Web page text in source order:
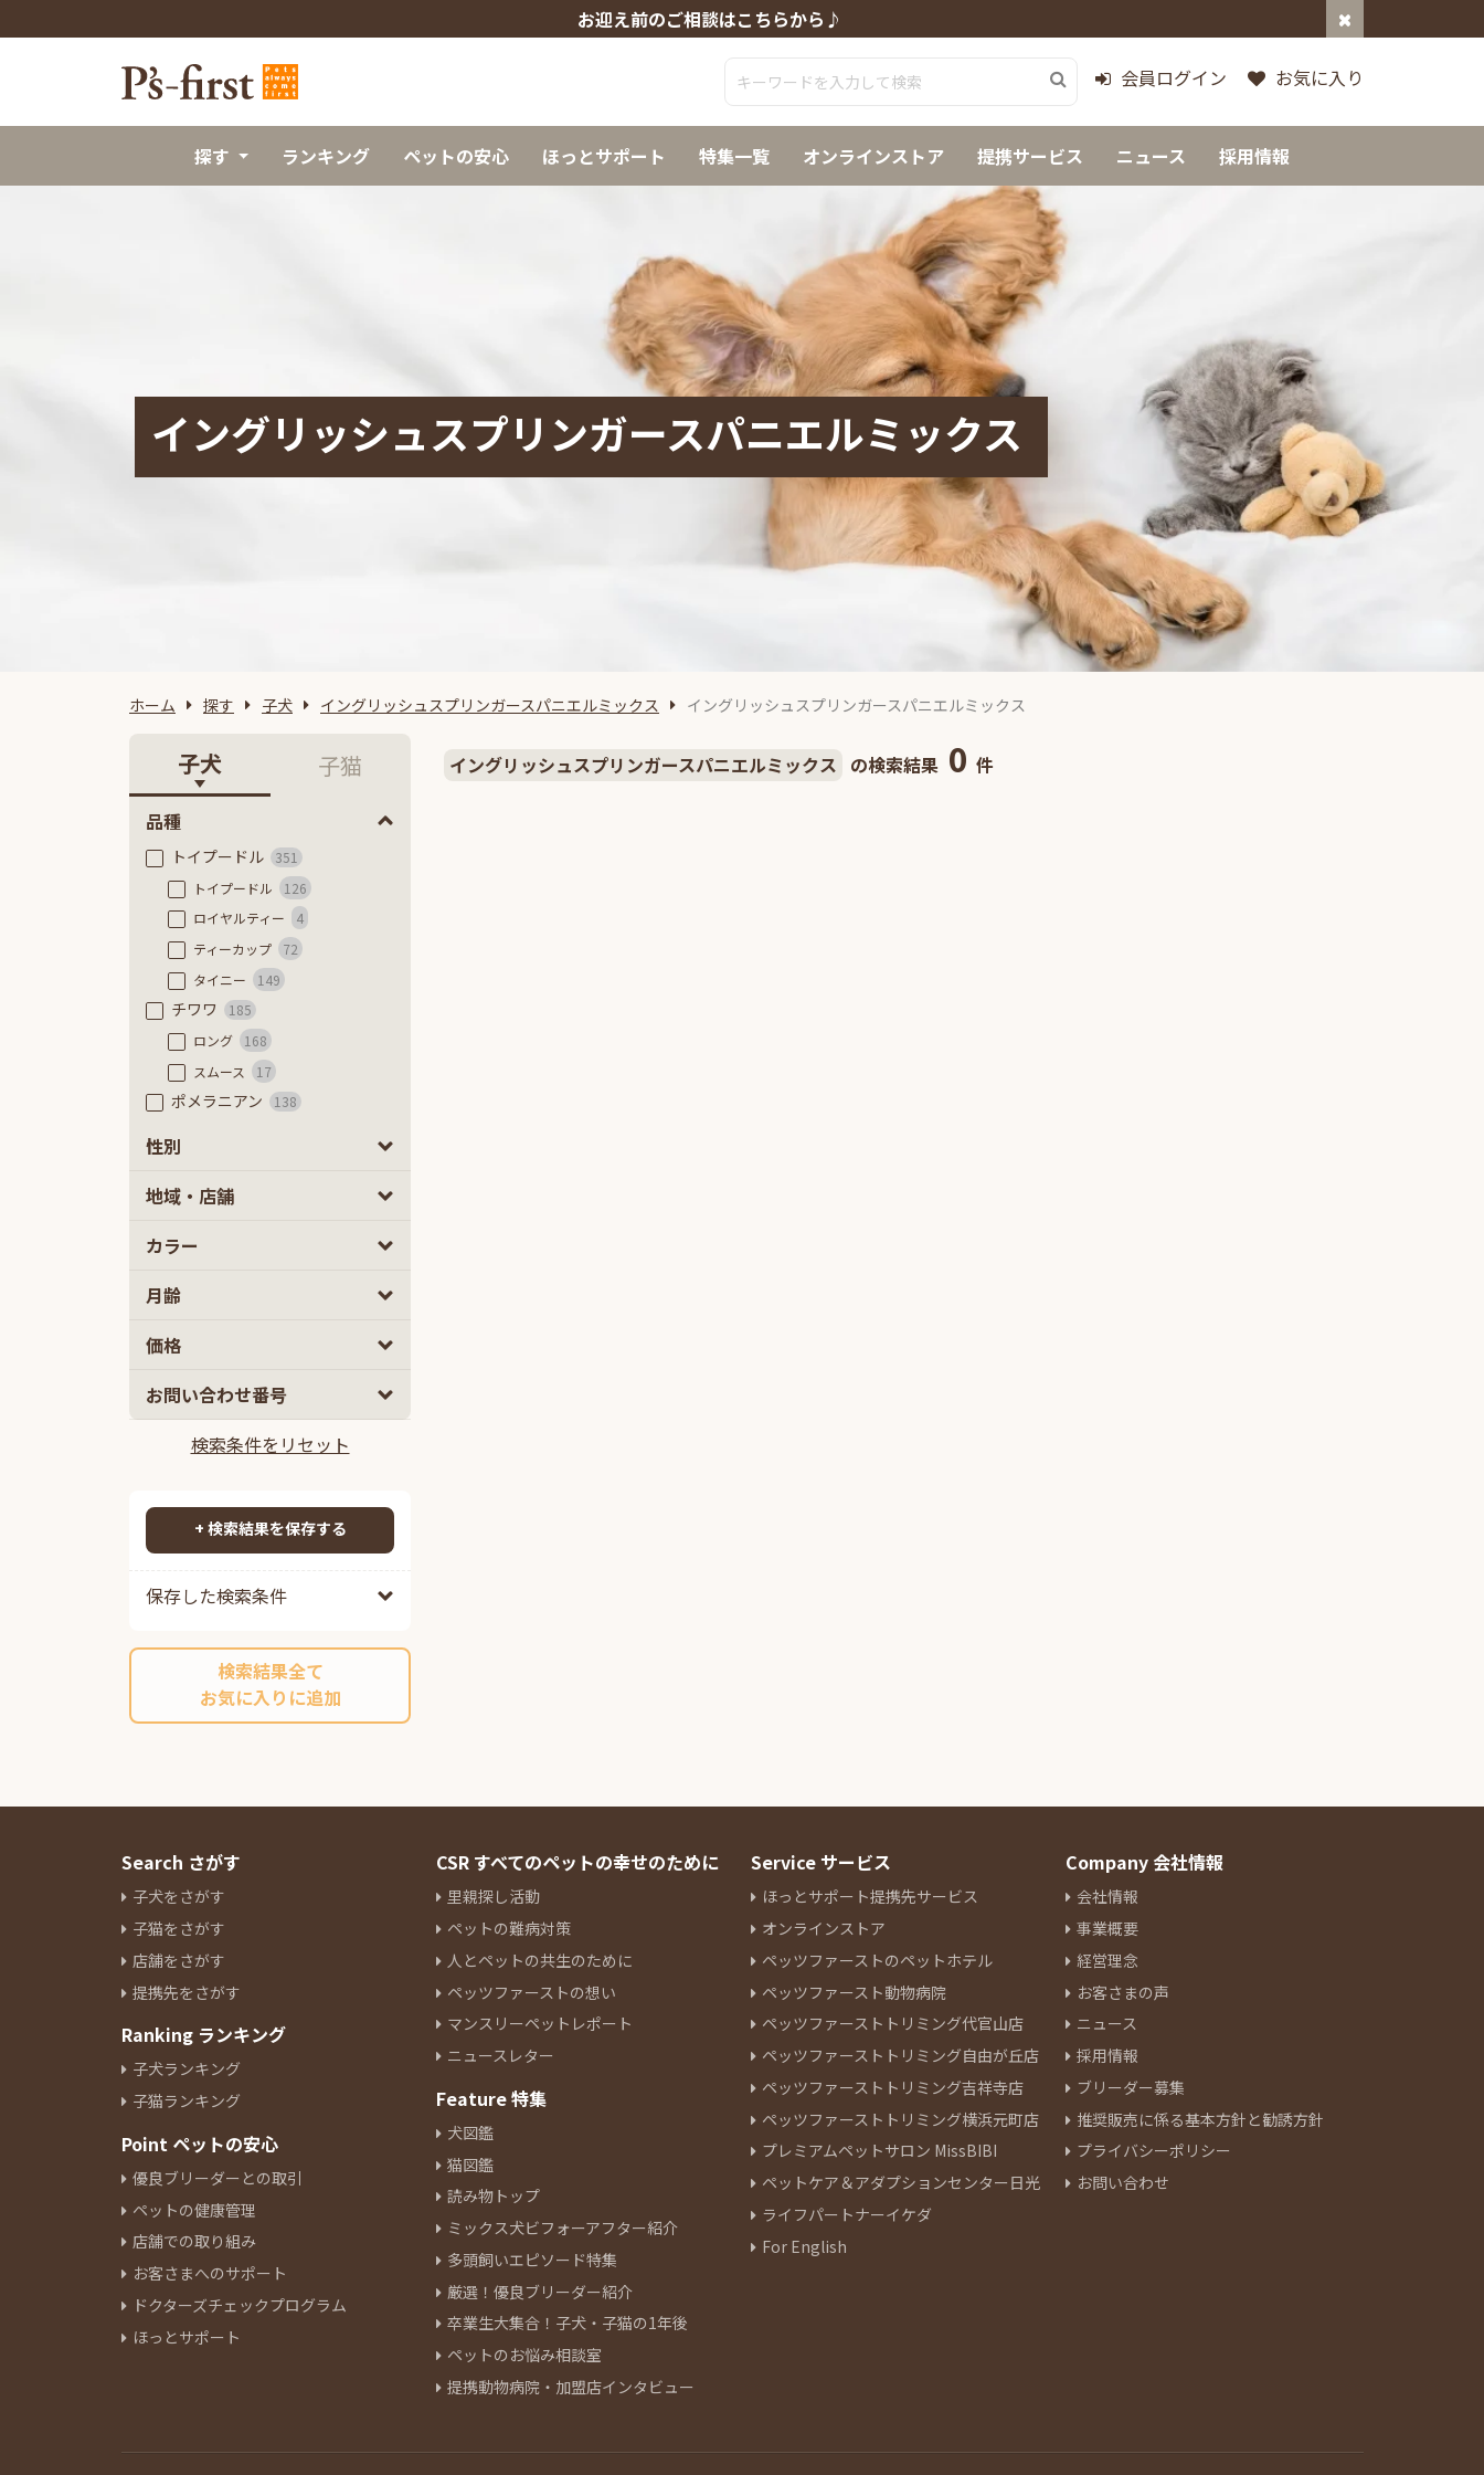
お迎え前のご相談はこちらから♪
会員ログイン お気に入り
探す ランキング ペットの安心 ほっとサポート 特集一覧 オンラインストア 提携サービス ニュース 採用情報
イングリッシュスプリンガースパニエルミックス
ホーム 探す 子犬 イングリッシュスプリンガースパニエルミックス イングリッシュスプリンガースパニエルミックス
子犬 子猫
品種
トイプードル
351
トイプードル
126
ロイヤルティー
4
ティーカップ
72
タイニー
149
チワワ
185
ロング
168
スムース
17
ポメラニアン 138
フレンチブルドッグ（フラッフ
豆柴
ミニチュアダックスフンド 52
ミックス 835
ポメチワ 78
チワックス 89
ペキプー 38
ポンスキーミックス
その他ミックス
198
ボストンテリア
キャバリアキングチャールズス
パニエル
ラブラドールレトリーバー
パピヨン
イタリアングレーハウンド
ペキニーズ 19
ジャックラッセルテリア
ミニチュアピンシャー
狆 1
ウェルシュコーギーペンブロー
ク 9
アラスカンマラミュート
ボーダーコリー
ブルドッグ 1
ビーグル
ボロニーズ 1
性別
男の子 0
地域・店舗
カラー
月齢
2 5
2ヵ月 5ヵ月以上
価格
10 100
100万円以上
お問い合わせ番号
検索する
検索条件をリセット
+ 検索結果を保存する
保存した検索条件
検索結果全て
お気に入りに追加
イングリッシュスプリンガースパニエルミックス の検索結果 0 件
Search さがす
子犬をさがす
子猫をさがす
店舗をさがす
提携先をさがす
Ranking ランキング
子犬ランキング
子猫ランキング
Point ペットの安心
優良ブリーダーとの取引
ペットの健康管理
店舗での取り組み
お客さまへのサポート
ドクターズチェックプログラム
ほっとサポート
CSR すべてのペットの幸せのために
里親探し活動
ペットの難病対策
人とペットの共生のために
ペッツファーストの想い
マンスリーペットレポート
ニュースレター
Feature 特集
犬図鑑
猫図鑑
読み物トップ
ミックス犬ビフォーアフター紹介
多頭飼いエピソード特集
厳選！優良ブリーダー紹介
卒業生大集合！子犬・子猫の1年後
ペットのお悩み相談室
提携動物病院・加盟店インタビュー
Service サービス
ほっとサポート提携先サービス
オンラインストア
ペッツファーストのペットホテル
ペッツファースト動物病院
ペッツファーストトリミング代官山店
ペッツファーストトリミング自由が丘店
ペッツファーストトリミング吉祥寺店
ペッツファーストトリミング横浜元町店
プレミアムペットサロン MissBIBI
ペットケア＆アダプションセンター日光
ライフパートナーイケダ
For English
Company 会社情報
会社情報
事業概要
経営理念
お客さまの声
ニュース
採用情報
ブリーダー募集
推奨販売に係る基本方針と勧誘方針
プライバシーポリシー
お問い合わせ